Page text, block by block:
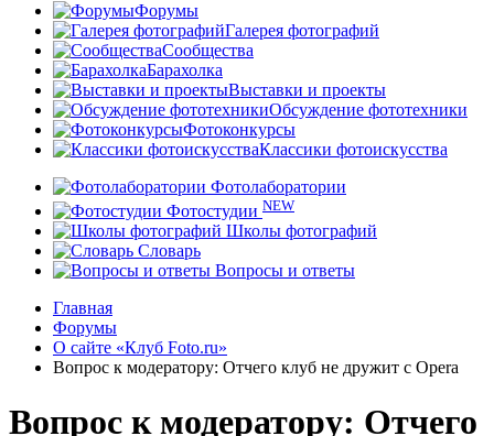
Форумы
Галерея фотографий
Сообщества
Барахолка
Выставки и проекты
Обсуждение фототехники
Фотоконкурсы
Классики фотоискусства
Фотолаборатории
Фотостудии NEW
Школы фотографий
Словарь
Вопросы и ответы
Главная
Форумы
О сайте «Клуб Foto.ru»
Вопрос к модератору: Отчего клуб не дружит с Opera
Вопрос к модератору: Отчего